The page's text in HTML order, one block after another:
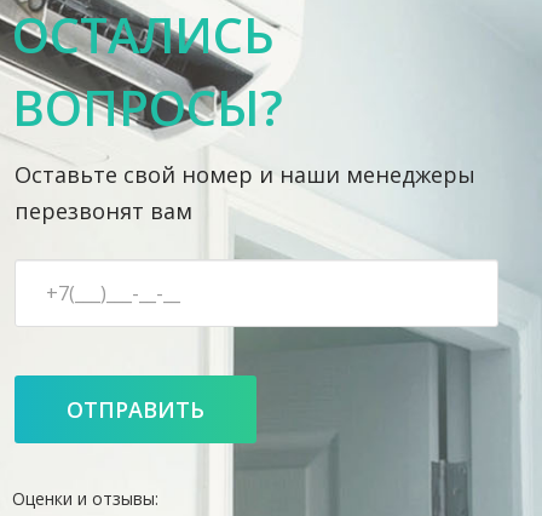
ОСТАЛИСЬ
ВОПРОСЫ?
Оставьте свой номер и наши менеджеры
перезвонят вам
Оценки и отзывы: